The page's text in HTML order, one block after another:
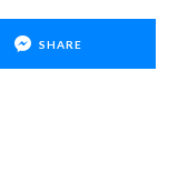
SHARE